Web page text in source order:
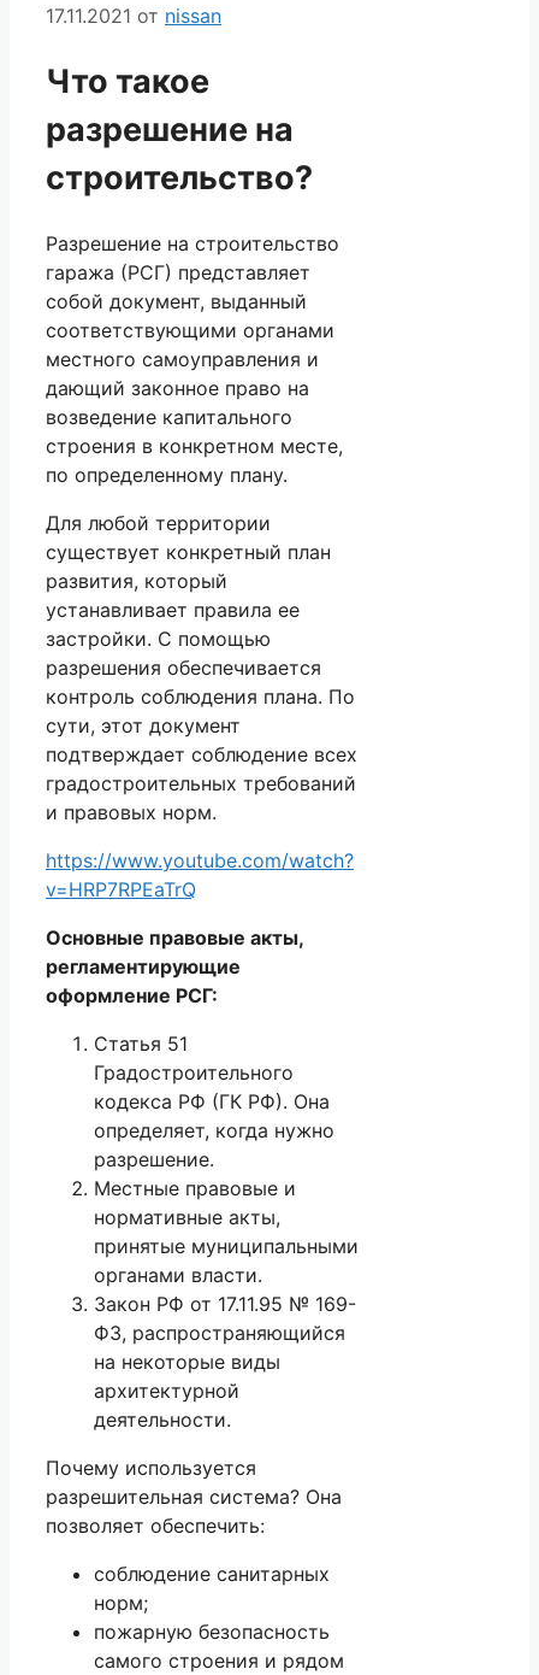
17.11.2021 от nissan
Что такое
разрешение на
строительство?
Разрешение на строительство
гаража (РСГ) представляет
собой документ, выданный
соответствующими органами
местного самоуправления и
дающий законное право на
возведение капитального
строения в конкретном месте,
по определенному плану.
Для любой территории
существует конкретный план
развития, который
устанавливает правила ее
застройки. С помощью
разрешения обеспечивается
контроль соблюдения плана. По
сути, этот документ
подтверждает соблюдение всех
градостроительных требований
и правовых норм.
https://www.youtube.com/watch?
v=HRP7RPEaTrQ
Основные правовые акты,
регламентирующие
оформление РСГ:
Статья 51
Градостроительного
кодекса РФ (ГК РФ). Она
определяет, когда нужно
разрешение.
Местные правовые и
нормативные акты,
принятые муниципальными
органами власти.
Закон РФ от 17.11.95 № 169-
ФЗ, распространяющийся
на некоторые виды
архитектурной
деятельности.
Почему используется
разрешительная система? Она
позволяет обеспечить:
соблюдение санитарных
норм;
пожарную безопасность
самого строения и рядом